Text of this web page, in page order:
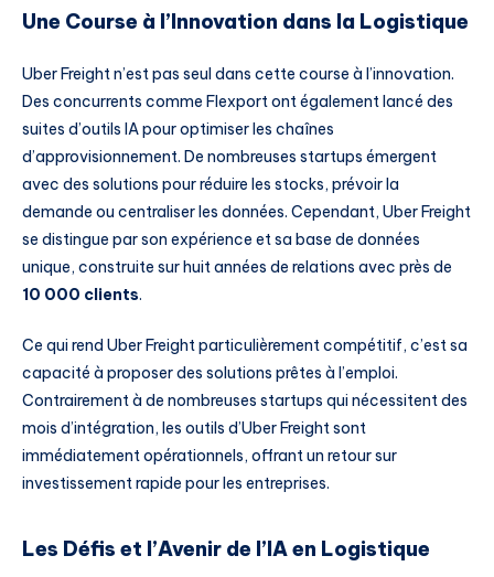
Une Course à l’Innovation dans la Logistique
Uber Freight n’est pas seul dans cette course à l’innovation.
Des concurrents comme Flexport ont également lancé des
suites d’outils IA pour optimiser les chaînes
d’approvisionnement. De nombreuses startups émergent
avec des solutions pour réduire les stocks, prévoir la
demande ou centraliser les données. Cependant, Uber Freight
se distingue par son expérience et sa base de données
unique, construite sur huit années de relations avec près de
10 000 clients.
Ce qui rend Uber Freight particulièrement compétitif, c’est sa
capacité à proposer des solutions prêtes à l’emploi.
Contrairement à de nombreuses startups qui nécessitent des
mois d’intégration, les outils d’Uber Freight sont
immédiatement opérationnels, offrant un retour sur
investissement rapide pour les entreprises.
Les Défis et l’Avenir de l’IA en Logistique